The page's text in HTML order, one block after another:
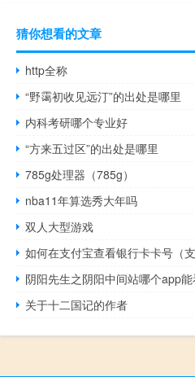
猜你想看的文章
http全称
“野霭初收见远汀”的出处是哪里
内科考研哪个专业好
“方来五过区”的出处是哪里
785g处理器（785g）
nba11年算选秀大年吗
双人大型游戏
如何在支付宝查看银行卡卡号（
阴阳先生之阴阳中间站哪个app能
关于十二国记的作者